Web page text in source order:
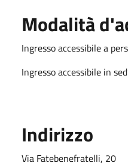
Modalità
Ingresso accessibile a
Ingresso accessibile in
Indirizzo
Via Fatebenefratelli, 20